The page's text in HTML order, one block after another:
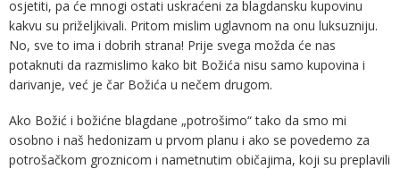
osjetiti, pa će mnogi ostati uskraćeni za blagdansku kupovinu
kakvu su priželjkivali. Pritom mislim uglavnom na onu luksuzniju.
No, sve to ima i dobrih strana! Prije svega možda će nas
potaknuti da razmislimo kako bit Božića nisu samo kupovina i
darivanje, već je čar Božića u nečem drugom.
Ako Božić i božićne blagdane „potrošimo“ tako da smo mi
osobno i naš hedonizam u prvom planu i ako se povedemo za
potrošačkom groznicom i nametnutim običajima, koji su preplavili